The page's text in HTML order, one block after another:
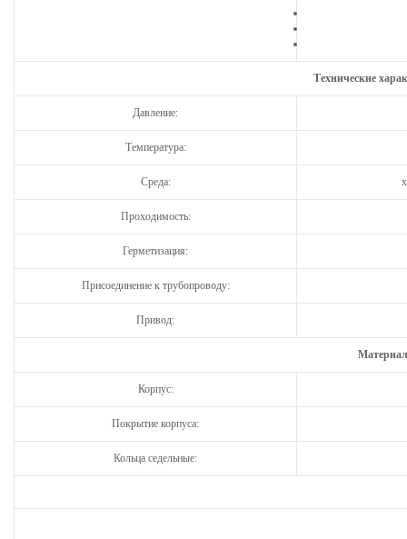
Технические
Давление:
Температура:
Среда:
Проходимость:
Герметизация:
Присоединение к трубопроводу:
Привод:
Корпус:
Покрытие корпуса:
Кольца седельные: